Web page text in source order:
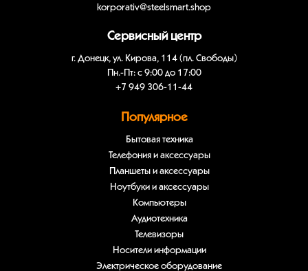
korporativ@steelsmart.shop
Сервисный центр
г. Донецк, ул. Кирова, 114 (пл. Свободы)
Пн.-Пт: с 9:00 до 17:00
+7 949 306-11-44
Популярное
Бытовая техника
Телефония и аксессуары
Планшеты и аксессуары
Ноутбуки и аксессуары
Компьютеры
Аудиотехника
Телевизоры
Носители информации
Электрическое оборудование